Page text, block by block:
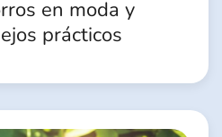
en moda y
prácticos